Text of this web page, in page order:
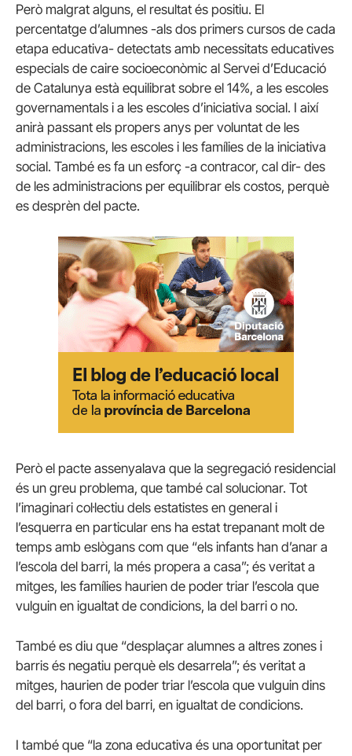
Però malgrat alguns, el resultat és positiu. El
percentatge d’alumnes -als dos primers cursos de cada
etapa educativa- detectats amb necessitats educatives
especials de caire socioeconòmic al Servei d’Educació
de Catalunya està equilibrat sobre el 14%, a les escoles
governamentals i a les escoles d’iniciativa social. I així
anirà passant els propers anys per voluntat de les
administracions, les escoles i les famílies de la iniciativa
social. També es fa un esforç -a contracor, cal dir- des
de les administracions per equilibrar els costos, perquè
es desprèn del pacte.
Però el pacte assenyalava que la segregació residencial
és un greu problema, que també cal solucionar. Tot
l’imaginari col·lectiu dels estatistes en general i
l’esquerra en particular ens ha estat trepanant molt de
temps amb eslògans com que “els infants han d’anar a
l’escola del barri, la més propera a casa”; és veritat a
mitges, les famílies haurien de poder triar l’escola que
vulguin en igualtat de condicions, la del barri o no.
També es diu que “desplaçar alumnes a altres zones i
barris és negatiu perquè els desarrela”; és veritat a
mitges, haurien de poder triar l’escola que vulguin dins
del barri, o fora del barri, en igualtat de condicions.
I també que “la zona educativa és una oportunitat per